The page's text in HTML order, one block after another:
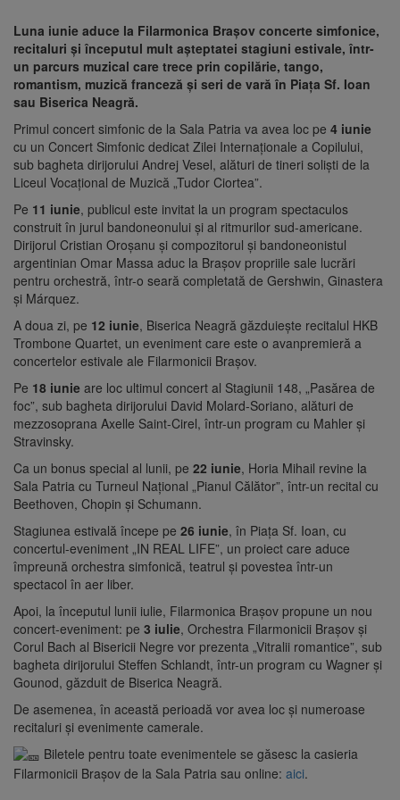
Luna iunie aduce la Filarmonica Brașov concerte simfonice,
recitaluri și începutul mult așteptatei stagiuni estivale, într-
un parcurs muzical care trece prin copilărie, tango,
romantism, muzică franceză și seri de vară în Piața Sf. Ioan
sau Biserica Neagră.
Primul concert simfonic de la Sala Patria va avea loc pe 4 iunie
cu un Concert Simfonic dedicat Zilei Internaționale a Copilului,
sub bagheta dirijorului Andrej Vesel, alături de tineri soliști de la
Liceul Vocațional de Muzică „Tudor Ciortea”.
Pe 11 iunie, publicul este invitat la un program spectaculos
construit în jurul bandoneonului și al ritmurilor sud-americane.
Dirijorul Cristian Oroșanu și compozitorul și bandoneonistul
argentinian Omar Massa aduc la Brașov propriile sale lucrări
pentru orchestră, într-o seară completată de Gershwin, Ginastera
și Márquez.
A doua zi, pe 12 iunie, Biserica Neagră găzduiește recitalul HKB
Trombone Quartet, un eveniment care este o avanpremieră a
concertelor estivale ale Filarmonicii Brașov.
Pe 18 iunie are loc ultimul concert al Stagiunii 148, „Pasărea de
foc”, sub bagheta dirijorului David Molard-Soriano, alături de
mezzosoprana Axelle Saint-Cirel, într-un program cu Mahler și
Stravinsky.
Ca un bonus special al lunii, pe 22 iunie, Horia Mihail revine la
Sala Patria cu Turneul Național „Pianul Călător”, într-un recital cu
Beethoven, Chopin și Schumann.
Stagiunea estivală începe pe 26 iunie, în Piața Sf. Ioan, cu
concertul-eveniment „IN REAL LIFE”, un proiect care aduce
împreună orchestra simfonică, teatrul și povestea într-un
spectacol în aer liber.
Apoi, la începutul lunii iulie, Filarmonica Brașov propune un nou
concert-eveniment: pe 3 iulie, Orchestra Filarmonicii Brașov și
Corul Bach al Bisericii Negre vor prezenta „Vitralii romantice”, sub
bagheta dirijorului Steffen Schlandt, într-un program cu Wagner și
Gounod, găzduit de Biserica Neagră.
De asemenea, în această perioadă vor avea loc și numeroase
recitaluri și evenimente camerale.
Biletele pentru toate evenimentele se găsesc la casieria
Filarmonicii Brașov de la Sala Patria sau online: aici.